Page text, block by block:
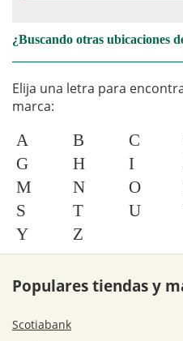
¿Buscando otras ubicaciones
Elija una letra para
marca:
A B C
G
H I
M
N O
S
T U
Y
Z
Populares tiendas y
Scotiabank